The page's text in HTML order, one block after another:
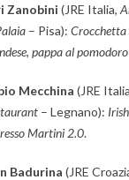
Zanobini (JRE Italia,
– Pisa): Crocchetta
pappa al
Mecchina (JRE
– Legnano):
Martini 2.0.
Badurina (JRE